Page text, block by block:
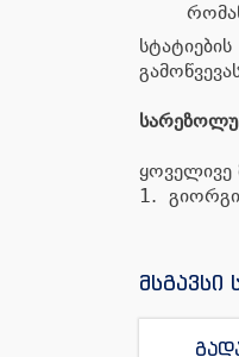
ყოველივე
1. გიორგი
მსგავსი